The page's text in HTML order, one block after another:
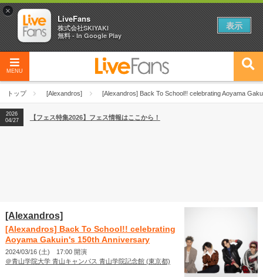
MENU
トップ [Alexandros] [Alexandros] Back To School!! celebrating Aoyama
2026
04/27
2026
【ライブ動員ランキング】2026年上半期編発表！
2026
04/27
【フェス特集2026】フェス情報はここから！
[Alexandros]
[Alexandros] Back To School!! celebrating
Aoyama Gakuin's 150th Anniversary
2024/03/16 (土) 17:00 開演
＠青山学院大学 青山キャンパス 青山学院記念館 (東京都)
×
LiveFans
株式会社SKIYAKI
無料 - In Google Play
表示